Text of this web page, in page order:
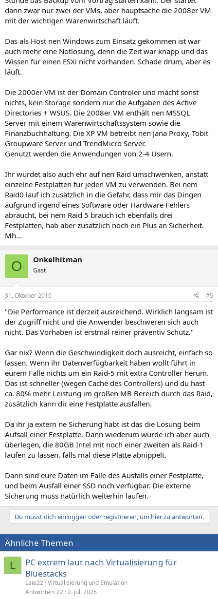
dann zwar nur zwei der VMs, aber hauptsache die 2008er VM
mit der wichtigen Warenwirtschaft läuft.
Das als Host nen Windows zum Einsatz gekommen ist war
auch mehr eine Notlösung, denn die Zeit war knapp und das
Wissen für einen ESXi nicht vorhanden. Schade drum, aber es
läuft.
Die 2000er VM ist der Domain Controler und macht sonst
nichts, kein Storage sondern nur die Aufgaben des Active
Directories + WSUS. Die 2008er VM enthält nen MSSQL
Server mit einem Warenwirtschaftssystem sowie die
Finanzbuchhaltung. Die XP VM betreibt nen Jana Proxy, Tobit
Groupware Server und TrendMicro Server.
Genutzt werden die Anwendungen von 2-4 Usern.
Ihr würdet also auch ehr auf nen Raid umschwenken, anstatt
einzelne Festplatten für jeden VM zu verwenden. Bei nem
Raid0 lauf ich zusätzlich in die Gefahr, dass mir das Dingen
aufgrund irgend eines Software oder Hardware Fehlers
abraucht, bei nem Raid 5 brauch ich ebenfalls drei
Festplatten, hab aber zusätzlich noch ein Plus an Sicherheit.
Mh...
O Onkelhitman
Gast
31. Oktober 2010 #5
"Die Performance ist derzeit ausreichend. Wirklich langsam ist
der Zugriff nicht und die Anwender beschweren sich auch
nicht. Das Vorhaben ist erstmal reiner präventiv Schutz."
Gar nix? Wenn die Geschwindigkeit doch ausreicht, einfach so
lassen. Wenn ihr Datenverfügbarkeit haben wollt führt in
eurem Falle nichts um ein Raid-5 mit extra Controller herum.
Das ist schneller (wegen Cache des Controllers) und du hast
ca. 80% mehr Leistung im großen MB Bereich durch das Raid,
zusätzlich kann dir eine Festplatte ausfallen.
Da ihr ja extern ne Sicherung habt ist das die Lösung beim
Aufsall einer Festplatte. Dann wiederum würde ich aber auch
überlegen, die 80GB Intel mit noch einer zweiten als Raid-1
laufen zu lassen, falls mal diese Platte abnippelt.
Dann sind eure Daten im Falle des Ausfalls einer Festplatte,
und beim Ausfall einer SSD noch verfügbar. Die externe
Sicherung muss natürlich weiterhin laufen.
Du musst dich einloggen oder registrieren, um hier zu antworten.
Ähnliche Themen
L
PC extrem laut nach Virtualisierung für
Bluestacks
Laie22 Virtualisierung und Emulation
Antworten 22 2. Juli 2026